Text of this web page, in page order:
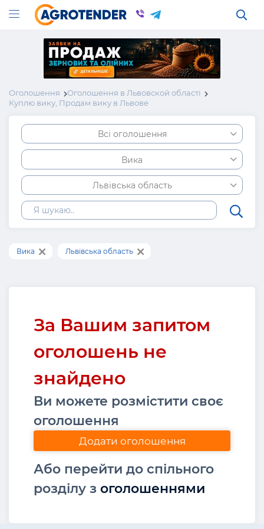
Оголошення
Оголошення в Львовской області
Куплю вику, Продам вику в Львове
Всі оголошення
Вика
Львівська область
Вика Львівська область
За Вашим запитом
оголошень не
знайдено
Ви можете розмістити своє
оголошення
Додати оголошення
Або перейти до спільного
розділу з оголошеннями